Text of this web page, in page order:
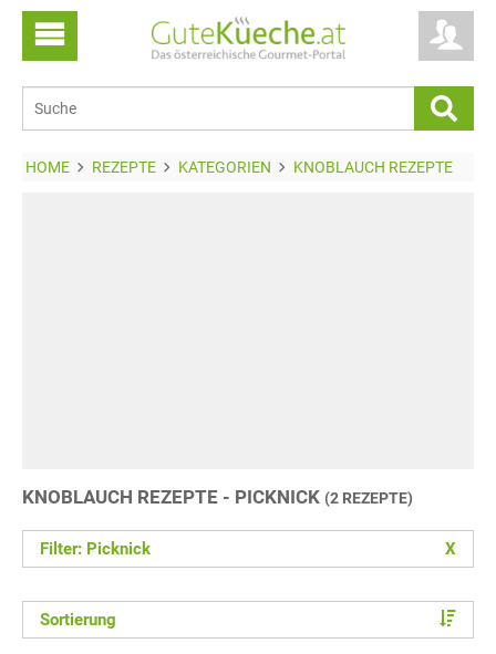
HOME REZEPTE KATEGORIEN KNOBLAUCH REZEPTE
KNOBLAUCH REZEPTE - PICKNICK (2 REZEPTE)
Filter: Picknick X
Sortierung